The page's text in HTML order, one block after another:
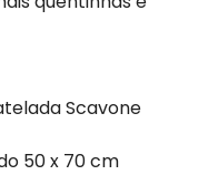
Scavone
50 x 70 cm